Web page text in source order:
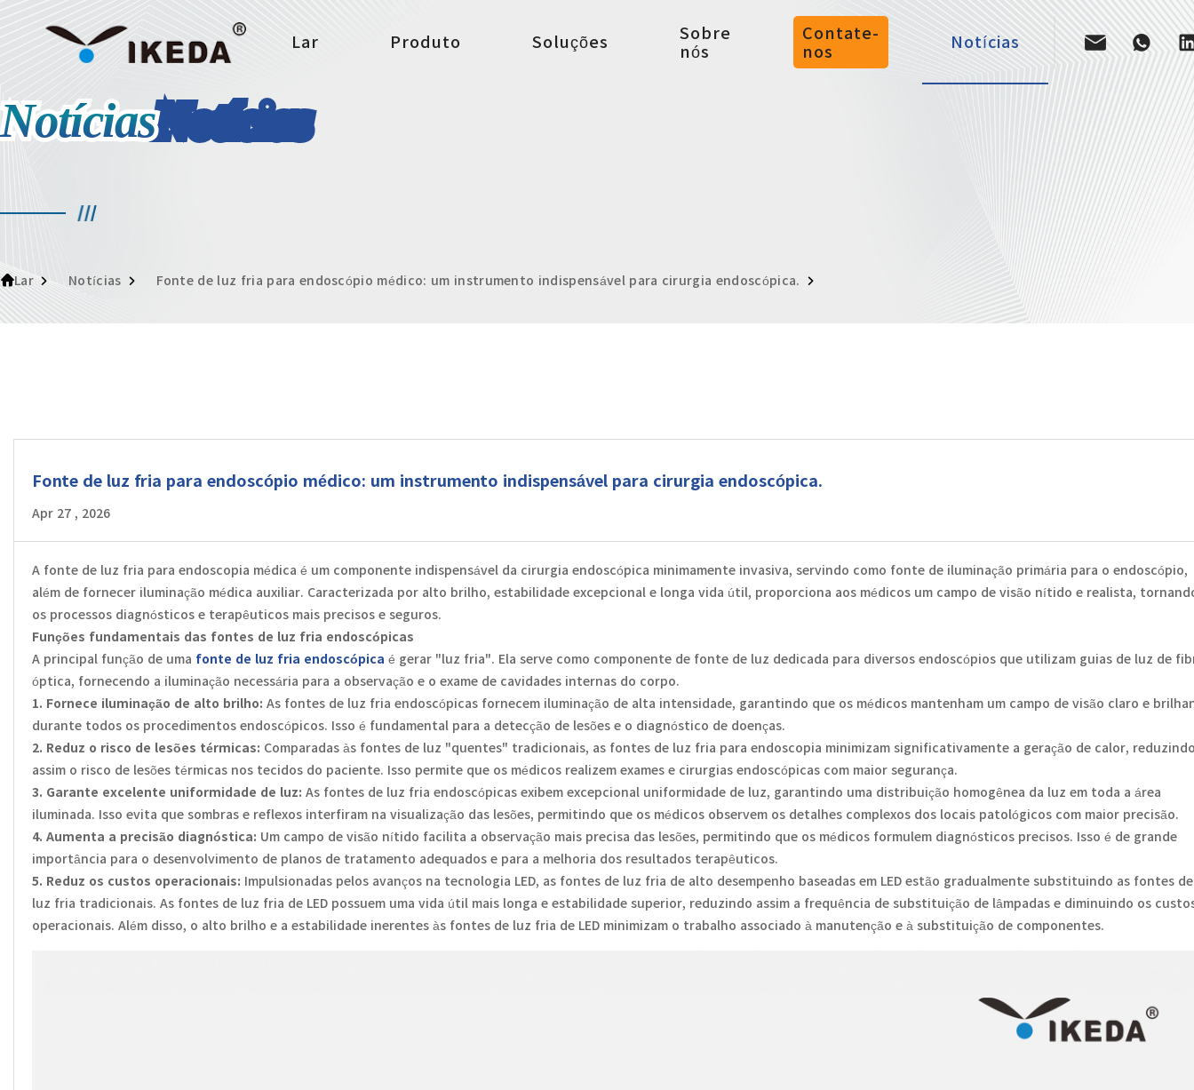
Lar Produto Soluções
Sobre
nós
Contate-
nos
Notícias
Notícias
Lar Notícias Fonte de luz fria para endoscópio médico: um instrumento indispensável para cirurgia endoscópica.
Fonte de luz fria para endoscópio médico: um instrumento indispensável para cirurgia endoscópica.
Apr 27 , 2026
A fonte de luz fria para endoscopia médica é um componente indispensável da cirurgia endoscópica minimamente invasiva, servindo como fonte de iluminação primária para o endoscópio,
além de fornecer iluminação médica auxiliar. Caracterizada por alto brilho, estabilidade excepcional e longa vida útil, proporciona aos médicos um campo de visão nítido e realista,
os processos diagnósticos e terapêuticos mais precisos e seguros.
Funções fundamentais das fontes de luz fria endoscópicas
A principal função de uma fonte de luz fria endoscópica é gerar "luz fria". Ela serve como componente de fonte de luz dedicada para diversos endoscópios que utilizam guias de luz de
óptica, fornecendo a iluminação necessária para a observação e o exame de cavidades internas do corpo.
1. Fornece iluminação de alto brilho: As fontes de luz fria endoscópicas fornecem iluminação de alta intensidade, garantindo que os médicos mantenham um campo de visão claro e
durante todos os procedimentos endoscópicos. Isso é fundamental para a detecção de lesões e o diagnóstico de doenças.
2. Reduz o risco de lesões térmicas: Comparadas às fontes de luz "quentes" tradicionais, as fontes de luz fria para endoscopia minimizam significativamente a geração de calor,
assim o risco de lesões térmicas nos tecidos do paciente. Isso permite que os médicos realizem exames e cirurgias endoscópicas com maior segurança.
3. Garante excelente uniformidade de luz: As fontes de luz fria endoscópicas exibem excepcional uniformidade de luz, garantindo uma distribuição homogênea da luz em toda a área
iluminada. Isso evita que sombras e reflexos interfiram na visualização das lesões, permitindo que os médicos observem os detalhes complexos dos locais patológicos com maior precisão.
4. Aumenta a precisão diagnóstica: Um campo de visão nítido facilita a observação mais precisa das lesões, permitindo que os médicos formulem diagnósticos precisos. Isso é de grande
importância para o desenvolvimento de planos de tratamento adequados e para a melhoria dos resultados terapêuticos.
5. Reduz os custos operacionais: Impulsionadas pelos avanços na tecnologia LED, as fontes de luz fria de alto desempenho baseadas em LED estão gradualmente substituindo as fontes de
luz fria tradicionais. As fontes de luz fria de LED possuem uma vida útil mais longa e estabilidade superior, reduzindo assim a frequência de substituição de lâmpadas e diminuindo os
operacionais. Além disso, o alto brilho e a estabilidade inerentes às fontes de luz fria de LED minimizam o trabalho associado à manutenção e à substituição de componentes.